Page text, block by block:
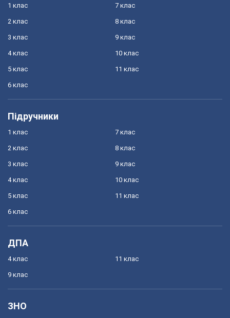
1 клас
2 клас
3 клас
4 клас
5 клас
6 клас
7 клас
8 клас
9 клас
10 клас
11 клас
Підручники
1 клас
2 клас
3 клас
4 клас
5 клас
6 клас
7 клас
8 клас
9 клас
10 клас
11 клас
ДПА
4 клас
9 клас
11 клас
ЗНО